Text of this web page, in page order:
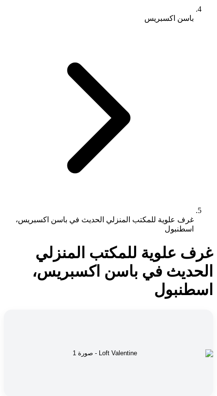
باسن اكسبريس
غرف علوية للمكتب المنزلي الحديث في باسن اكسبريس،
اسطنبول
غرف علوية للمكتب المنزلي
الحديث في باسن اكسبريس،
اسطنبول